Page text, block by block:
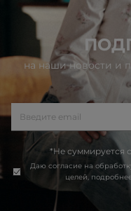
на наши новости и
*Не суммируется
Даю согласие на
целей,